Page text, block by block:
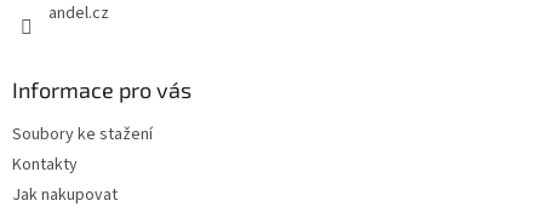
andel.cz
Informace pro vás
Soubory ke stažení
Kontakty
Jak nakupovat